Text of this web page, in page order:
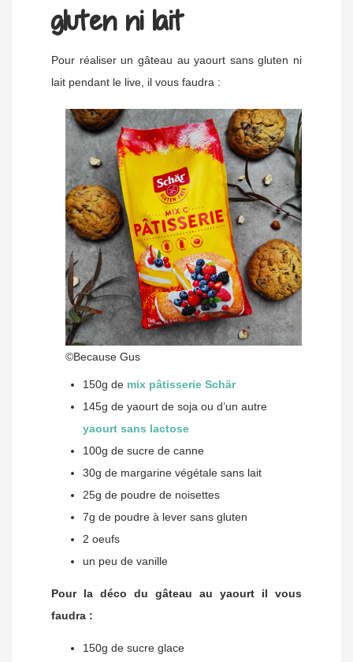
gluten ni lait
Pour réaliser un gâteau au yaourt sans gluten ni
lait pendant le live, il vous faudra :
©Because Gus
150g de mix pâtisserie Schär
145g de yaourt de soja ou d’un autre
yaourt sans lactose
100g de sucre de canne
30g de margarine végétale sans lait
25g de poudre de noisettes
7g de poudre à lever sans gluten
2 oeufs
un peu de vanille
Pour la déco du gâteau au yaourt il vous
faudra :
150g de sucre glace